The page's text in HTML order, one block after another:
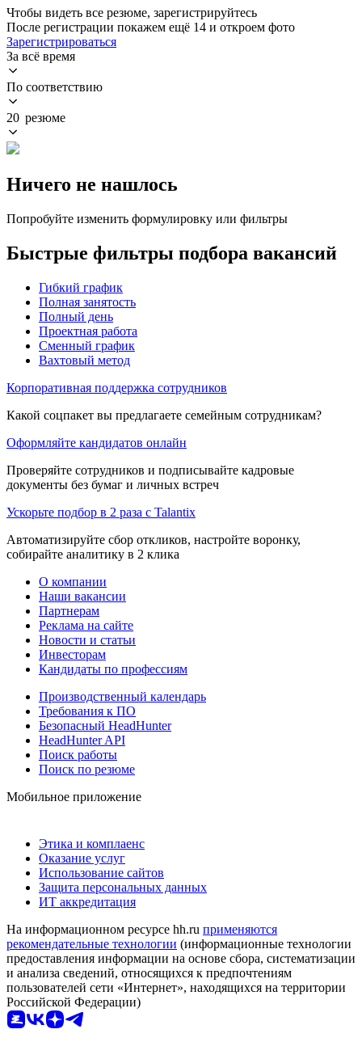
Чтобы видеть все резюме, зарегистрируйтесь
После регистрации покажем ещё 14 и откроем фото
Зарегистрироваться
За всё время
По соответствию
20 резюме
Ничего не нашлось
Попробуйте изменить формулировку или фильтры
Быстрые фильтры подбора вакансий
Гибкий график
Полная занятость
Полный день
Проектная работа
Сменный график
Вахтовый метод
Корпоративная поддержка сотрудников
Какой соцпакет вы предлагаете семейным сотрудникам?
Оформляйте кандидатов онлайн
Проверяйте сотрудников и подписывайте кадровые
документы без бумаг и личных встреч
Ускорьте подбор в 2 раза с Talantix
Автоматизируйте сбор откликов, настройте воронку,
собирайте аналитику в 2 клика
О компании
Наши вакансии
Партнерам
Реклама на сайте
Новости и статьи
Инвесторам
Кандидаты по профессиям
Производственный календарь
Требования к ПО
Безопасный HeadHunter
HeadHunter API
Поиск работы
Поиск по резюме
Мобильное приложение
Этика и комплаенс
Оказание услуг
Использование сайтов
Защита персональных данных
ИТ аккредитация
На информационном ресурсе hh.ru применяются
рекомендательные технологии (информационные технологии
предоставления информации на основе сбора, систематизации
и анализа сведений, относящихся к предпочтениям
пользователей сети «Интернет», находящихся на территории
Российской Федерации)